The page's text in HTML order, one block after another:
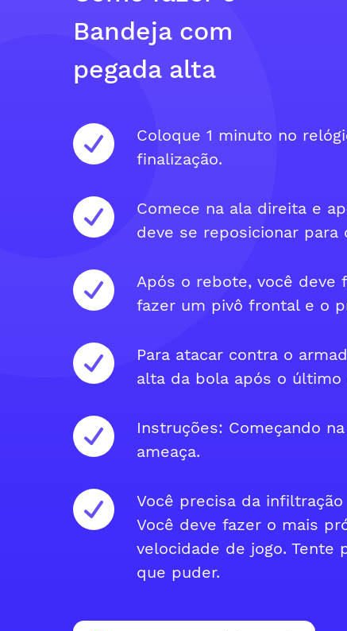
Bandeja com
pegada alta
Coloque 1 minuto no
finalização.
Comece na ala direita e
deve se reposicionar para
Após o rebote, você deve
fazer um pivô frontal e o
Para atacar contra o
alta da bola após o último
Instruções: Começando
ameaça.
Você precisa da
Você deve fazer o mais
velocidade de jogo. Tente
que puder.